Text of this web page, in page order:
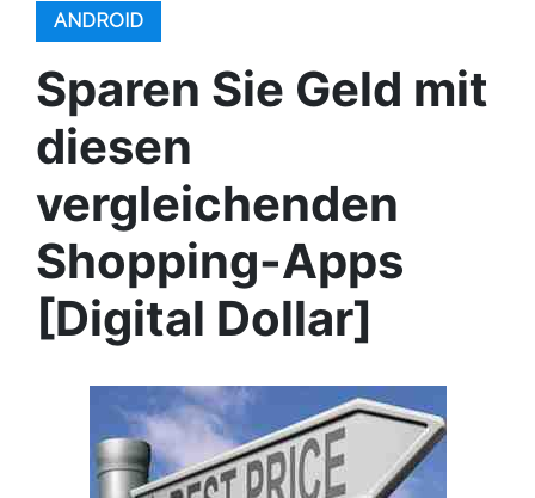
ANDROID
Sparen Sie Geld mit
diesen
vergleichenden
Shopping-Apps
[Digital Dollar]